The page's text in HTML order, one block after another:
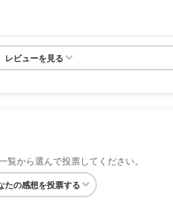
レビューを見る
覧から選んで投票してください。
たの感想を投票する